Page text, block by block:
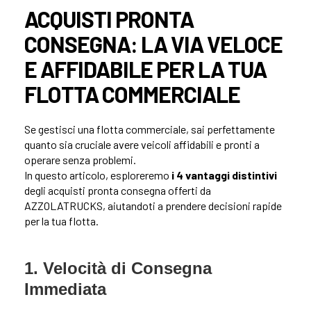
ACQUISTI PRONTA
CONSEGNA: LA VIA VELOCE
E AFFIDABILE PER LA TUA
FLOTTA COMMERCIALE
Se gestisci una flotta commerciale, sai perfettamente
quanto sia cruciale avere veicoli affidabili e pronti a
operare senza problemi.
In questo articolo, esploreremo i 4 vantaggi distintivi
degli acquisti pronta consegna offerti da
AZZOLATRUCKS, aiutandoti a prendere decisioni rapide
per la tua flotta.
1. Velocità di Consegna
Immediata